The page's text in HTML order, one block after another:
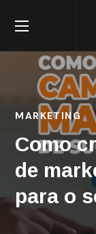
MARKETING
Como
de
para o